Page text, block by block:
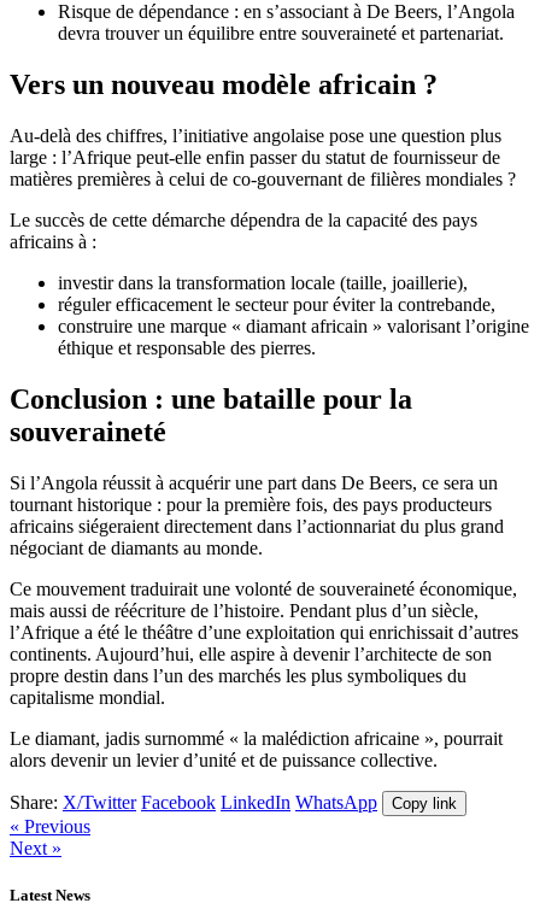
Risque de dépendance : en s’associant à De Beers, l’Angola
devra trouver un équilibre entre souveraineté et partenariat.
Vers un nouveau modèle africain ?
Au-delà des chiffres, l’initiative angolaise pose une question plus
large : l’Afrique peut-elle enfin passer du statut de fournisseur de
matières premières à celui de co-gouvernant de filières mondiales ?
Le succès de cette démarche dépendra de la capacité des pays
africains à :
investir dans la transformation locale (taille, joaillerie),
réguler efficacement le secteur pour éviter la contrebande,
construire une marque « diamant africain » valorisant l’origine
éthique et responsable des pierres.
Conclusion : une bataille pour la
souveraineté
Si l’Angola réussit à acquérir une part dans De Beers, ce sera un
tournant historique : pour la première fois, des pays producteurs
africains siégeraient directement dans l’actionnariat du plus grand
négociant de diamants au monde.
Ce mouvement traduirait une volonté de souveraineté économique,
mais aussi de réécriture de l’histoire. Pendant plus d’un siècle,
l’Afrique a été le théâtre d’une exploitation qui enrichissait d’autres
continents. Aujourd’hui, elle aspire à devenir l’architecte de son
propre destin dans l’un des marchés les plus symboliques du
capitalisme mondial.
Le diamant, jadis surnommé « la malédiction africaine », pourrait
alors devenir un levier d’unité et de puissance collective.
Share: X/Twitter Facebook LinkedIn WhatsApp Copy link
« Previous
Next »
Latest News